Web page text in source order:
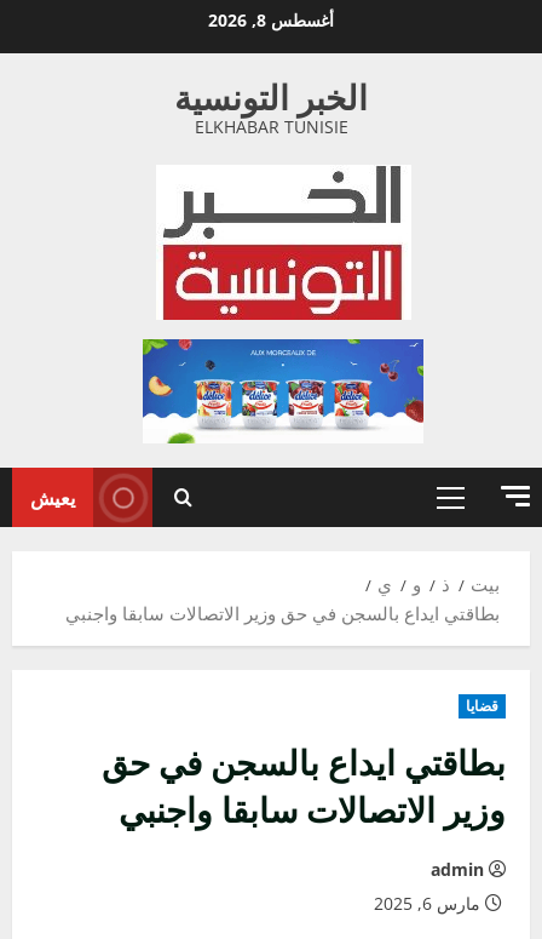
أغسطس 8, 2026
الخبر التونسية
ELKHABAR TUNISIE
القائمة
يعيش
بيت ذ و
ي
بطاقتي ايداع بالسجن في حق وزير الاتصالات سابقا واجنبي
قضايا
بطاقتي ايداع بالسجن في حق
وزير الاتصالات سابقا واجنبي
admin
مارس 6, 2025